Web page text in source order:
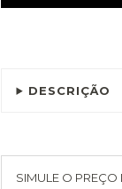
DESCRIÇÃO
SIMULE O PREÇO